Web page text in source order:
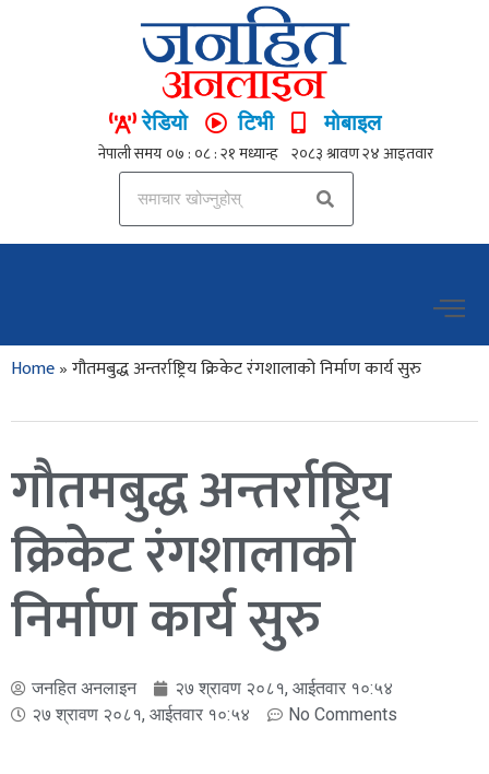
रेडियो टिभी मोबाइल
Home»गौतमबुद्ध अन्तर्राष्ट्रिय क्रिकेट रंगशालाको निर्माण कार्य सुरु
गौतमबुद्ध अन्तर्राष्ट्रिय
क्रिकेट रंगशालाको
निर्माण कार्य सुरु
जनहित अनलाइन
२७ श्रावण २०८१, आईतवार १०:५४
२७ श्रावण २०८१, आईतवार १०:५४
No Comments